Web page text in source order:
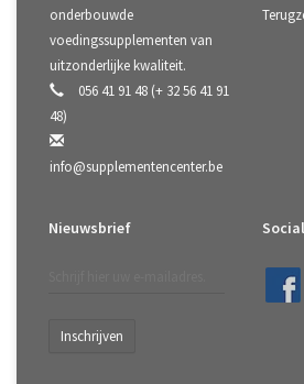
onderbouwde
voedingssupplementen van
uitzonderlijke kwaliteit.
056 41 91 48 (+ 32 56 41 91
48)
info@supplementencenter.be
Nieuwsbrief
Inschrijven